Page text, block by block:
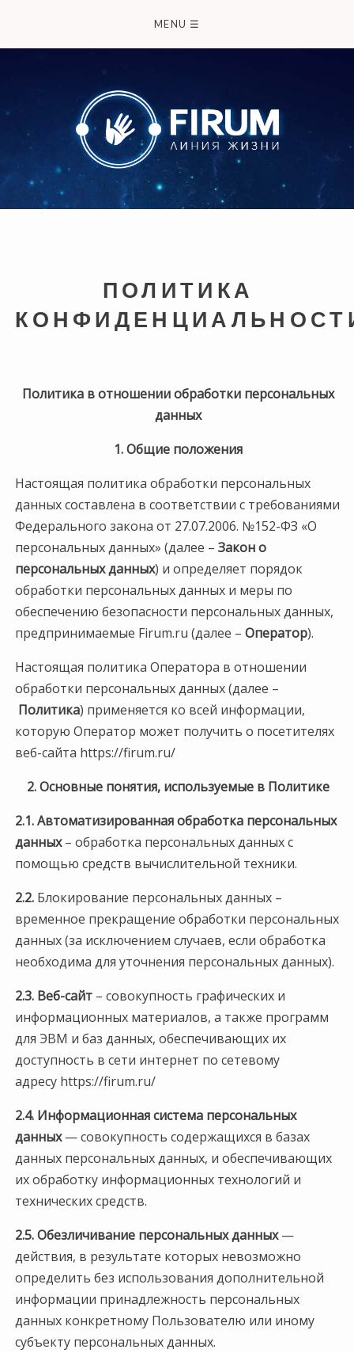
content
MENU ☰
ПОЛИТИКА
Политика в отношении обработки персональных
данных
1. Общие положения
Настоящая политика обработки персональных
данных составлена в соответствии с требованиями
Федерального закона от 27.07.2006. №152-ФЗ «О
персональных данных» (далее –Закон о
персональных данных) и определяет порядок
обработки персональных данных и меры по
обеспечению безопасности персональных данных,
предпринимаемые Firum.ru (далее –Оператор).
Настоящая политика Оператора в отношении
обработки персональных данных (далее –
Политика) применяется ко всей информации,
которую Оператор может получить о посетителях
веб-сайта https://firum.ru/
2. Основные понятия, используемые в Политике
2.1. Автоматизированная обработка персональных
данных– обработка персональных данных с
помощью средств вычислительной техники.
2.2. Блокирование персональных данных –
временное прекращение обработки персональных
данных (за исключением случаев, если обработка
необходима для уточнения персональных данных).
2.3. Веб-сайт – совокупность графических и
информационных материалов, а также программ
для ЭВМ и баз данных, обеспечивающих их
доступность в сети интернет по сетевому
адресу https://firum.ru/
2.4. Информационная система персональных
данных— совокупность содержащихся в базах
данных персональных данных, и обеспечивающих
их обработку информационных технологий и
технических средств.
2.5.Обезличивание персональных данных—
действия, в результате которых невозможно
определить без использования дополнительной
информации принадлежность персональных
данных конкретному Пользователю или иному
субъекту персональных данных.